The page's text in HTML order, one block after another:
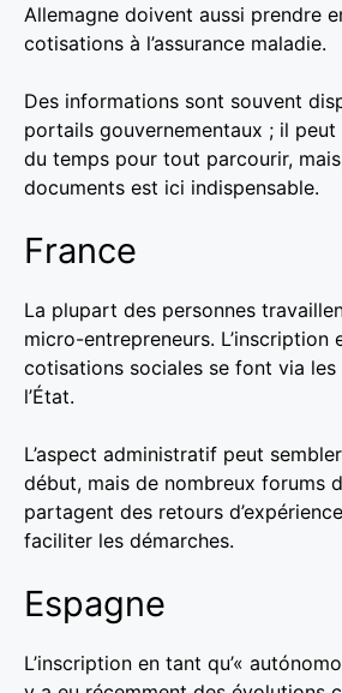
Allemagne doivent aussi prendre
cotisations à l’assurance maladie.
Des informations sont souvent
portails gouvernementaux ; il
du temps pour tout parcourir,
documents est ici indispensable.
France
La plupart des personnes
micro-entrepreneurs. L’inscription
cotisations sociales se font via
l’État.
L’aspect administratif peut
début, mais de nombreux forums
partagent des retours
faciliter les démarches.
Espagne
L’inscription en tant qu’«